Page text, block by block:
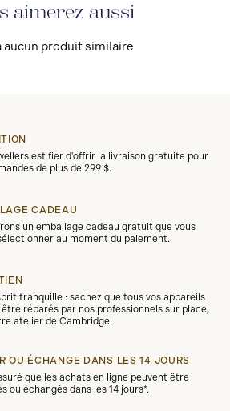
ateliers de la Manufacture, votre
Une garantie internationale
montre sur notre site web.
aimerez aussi
aucun produit similaire
est fier d'offrir la livraison gratuite pour
de plus de 299 $.
CADEAU
un emballage cadeau gratuit que vous
au moment du paiement.
tranquille : sachez que tous vos appareils
réparés par nos professionnels sur place,
atelier de Cambridge.
OU ÉCHANGE DANS LES 14 JOURS
que les achats en ligne peuvent être
ou échangés dans les 14 jours*.